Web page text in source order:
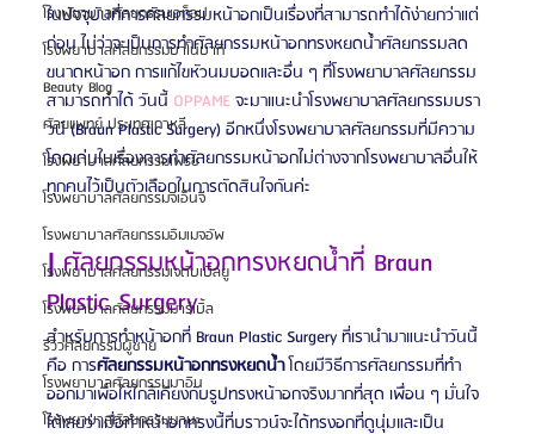
โรงพยาบาลศัลยกรรมเอท็อป
โรงพยาบาลศัลยกรรมบาโนบากิ
Beauty Blog
ศัลยแพทย์ ประเทศเกาหลี
โรงพยาบาลศัลยกรรมเฟรช
โรงพยาบาลศัลยกรรมจีเอ็นจี
โรงพยาบาลศัลยกรรมอิมเมจอัพ
โรงพยาบาลศัลยกรรมเจดับเบิลยู
โรงพยาบาลศัลยกรรมมาร์เบิ้ล
รีวิวศัลยกรรมผู้ชาย
โรงพยาบาลศัลยกรรมมาอิน
โรงพยาบาลศัลยกรรมนานะ
ในปัจจุบันที่การศัลยกรรมหน้าอกเป็นเรื่องที่สามารถทำได้ง่ายกว่าแต่
ก่อน ไม่ว่าจะเป็นการทำศัลยกรรมหน้าอกทรงหยดน้ำศัลยกรรมลด
ขนาดหน้าอก การแก้ไขหัวนมบอดและอื่น ๆ ที่โรงพยาบาลศัลยกรรม
สามารถทำได้ วันนี้ OPPAME จะมาแนะนำโรงพยาบาลศัลยกรรมบรา
วน์ (Braun Plastic Surgery) อีกหนึ่งโรงพยาบาลศัลยกรรมที่มีความ
โดดเด่นในเรื่องการทำศัลยกรรมหน้าอกไม่ต่างจากโรงพยาบาลอื่นให้
ทุกคนไว้เป็นตัวเลือกในการตัดสินใจกันค่ะ
| ศัลยกรรมหน้าอกทรงหยดน้ำที่ Braun
Plastic Surgery
สำหรับการทำหน้าอกที่ Braun Plastic Surgery ที่เรานำมาแนะนำวันนี้
คือ การศัลยกรรมหน้าอกทรงหยดน้ำ โดยมีวิธีการศัลยกรรมที่ทำ
ออกมาเพื่อให้ใกล้เคียงกับรูปทรงหน้าอกจริงมากที่สุด เพื่อน ๆ มั่นใจ
ได้เลยว่าเมื่อทำหน้าอกทรงนี้ที่บราวน์จะได้ทรงอกที่ดูนุ่มและเป็น